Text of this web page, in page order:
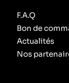
F.A.Q
Bon de
Actualités
Nos